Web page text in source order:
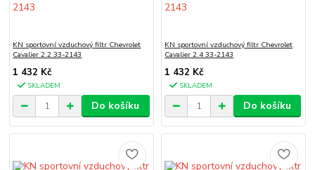
KN sportovní vzduchový filtr Chevrolet
Cavalier 2.2 33-2143
1 432 Kč
SKLADEM
Do košíku
KN sportovní vzduchový filtr Chevrolet
Cavalier 2.4 33-2143
1 432 Kč
SKLADEM
Do košíku